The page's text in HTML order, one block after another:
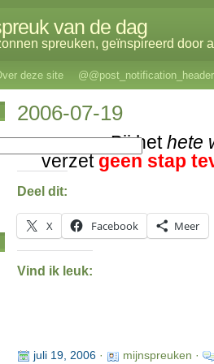
van de dag
spreuken, geïnspireerd door
deze site @@post_notification_header
2006-07-19
Bij hethete
verzetgeen stap
Deel dit:
X Facebook Meer
Vind ik leuk:
juli 19, 2006·
mijnspreuken ·